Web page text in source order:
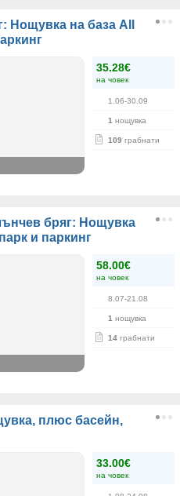
Нощувка на база All
35.28€
на човек
1.06-30.09
1 нощувка
109 грабнати
бряг: Нощувка
и паркинг
58.00€
на човек
8.07-21.08
1 нощувка
14 грабнати
плюс басейн,
33.00€
на човек